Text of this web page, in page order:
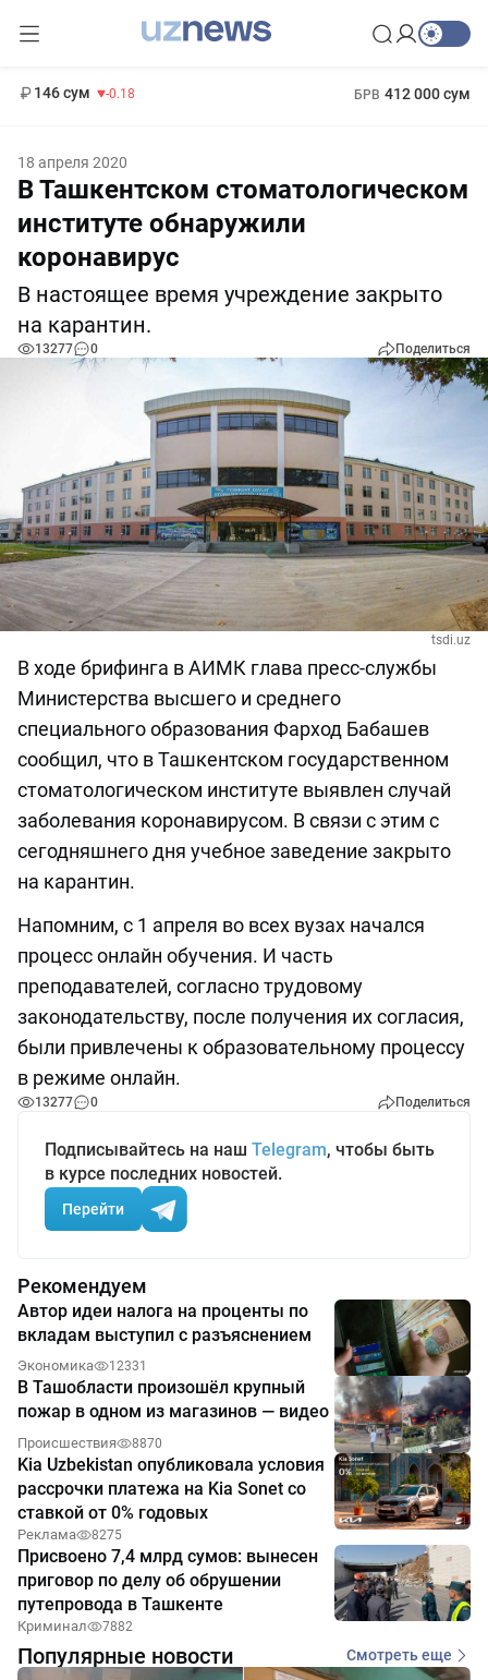
146 сум -0.18 БРВ 412 000 сум
18 апреля 2020
В Ташкентском стоматологическом
институте обнаружили
коронавирус
В настоящее время учреждение закрыто
на карантин.
13277 0 Поделиться
tsdi.uz
В ходе брифинга в АИМК глава пресс-службы
Министерства высшего и среднего
специального образования Фарход Бабашев
сообщил, что в Ташкентском государственном
стоматологическом институте выявлен случай
заболевания коронавирусом. В связи с этим с
сегодняшнего дня учебное заведение закрыто
на карантин.
Напомним, с 1 апреля во всех вузах начался
процесс онлайн обучения. И часть
преподавателей, согласно трудовому
законодательству, после получения их согласия,
были привлечены к образовательному процессу
в режиме онлайн.
13277 0 Поделиться
Подписывайтесь на наш Telegram, чтобы быть
в курсе последних новостей.
Перейти
Рекомендуем
Автор идеи налога на проценты по
вкладам выступил с разъяснением
Экономика 12331
В Ташобласти произошёл крупный
пожар в одном из магазинов — видео
Происшествия 8870
Kia Uzbekistan опубликовала условия
рассрочки платежа на Kia Sonet со
ставкой от 0% годовых
Реклама 8275
Присвоено 7,4 млрд сумов: вынесен
приговор по делу об обрушении
путепровода в Ташкенте
Криминал 7882
Популярные новости Смотреть еще